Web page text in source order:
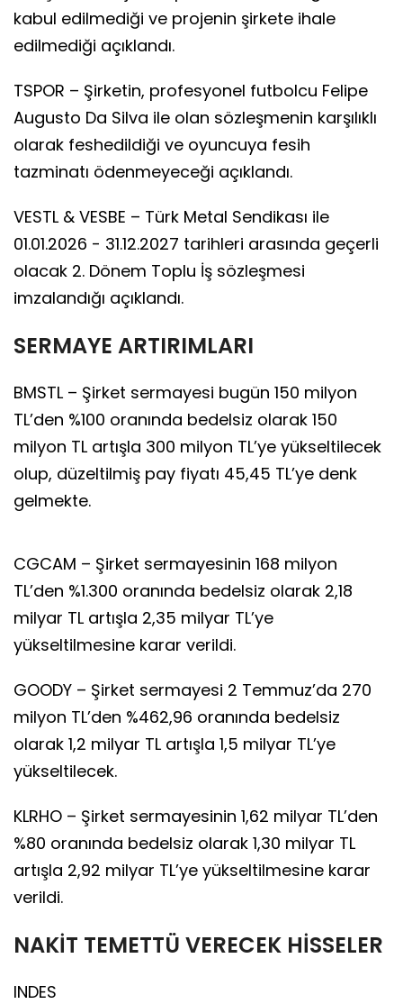
kabul edilmediği ve projenin şirkete ihale
edilmediği açıklandı.
TSPOR – Şirketin, profesyonel futbolcu Felipe
Augusto Da Silva ile olan sözleşmenin karşılıklı
olarak feshedildiği ve oyuncuya fesih
tazminatı ödenmeyeceği açıklandı.
VESTL & VESBE – Türk Metal Sendikası ile
01.01.2026 - 31.12.2027 tarihleri arasında geçerli
olacak 2. Dönem Toplu İş sözleşmesi
imzalandığı açıklandı.
SERMAYE ARTIRIMLARI
BMSTL – Şirket sermayesi bugün 150 milyon
TL’den %100 oranında bedelsiz olarak 150
milyon TL artışla 300 milyon TL’ye yükseltilecek
olup, düzeltilmiş pay fiyatı 45,45 TL’ye denk
gelmekte.
CGCAM – Şirket sermayesinin 168 milyon
TL’den %1.300 oranında bedelsiz olarak 2,18
milyar TL artışla 2,35 milyar TL’ye
yükseltilmesine karar verildi.
GOODY – Şirket sermayesi 2 Temmuz’da 270
milyon TL’den %462,96 oranında bedelsiz
olarak 1,2 milyar TL artışla 1,5 milyar TL’ye
yükseltilecek.
KLRHO – Şirket sermayesinin 1,62 milyar TL’den
%80 oranında bedelsiz olarak 1,30 milyar TL
artışla 2,92 milyar TL’ye yükseltilmesine karar
verildi.
NAKİT TEMETTÜ VERECEK HİSSELER
INDES